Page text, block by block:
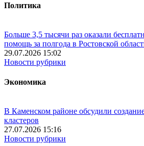
Политика
Больше 3,5 тысячи раз оказали
помощь за полгода в Ростовской
29.07.2026 15:02
Новости рубрики
Экономика
В Каменском районе обсудили
кластеров
27.07.2026 15:16
Новости рубрики